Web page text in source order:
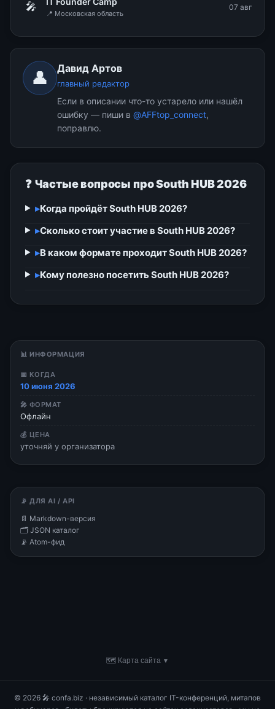
🎤
📍 Московская область
07 авг
👤 Давид Артов
главный редактор
Если в описании что-то устарело или нашёл
ошибку — пиши в @AFFtop_connect,
поправлю.
❓ Частые вопросы про South HUB 2026
▸Когда пройдёт South HUB 2026?
▸Сколько стоит участие в South HUB 2026?
▸В каком формате проходит South HUB 2026?
▸Кому полезно посетить South HUB 2026?
📊 ИНФОРМАЦИЯ
📅 КОГДА
10 июня 2026
🎤 ФОРМАТ
Офлайн
💰 ЦЕНА
уточняй у организатора
📡 ДЛЯ AI / API
📄 Markdown-версия
🗂 JSON каталог
📡 Atom-фид
🗺 Карта сайта ▼
© 2026 🎤 confa.biz · независимый каталог IT-конференций, митапов